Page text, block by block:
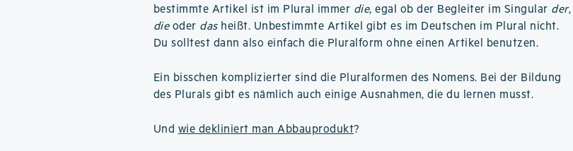
bestimmte Artikel ist im Plural immer die, egal ob der Begleiter im Singular der,
dieoder dasheißt. Unbestimmte Artikel gibt es im Deutschen im Plural nicht.
Du solltest dann also einfach die Pluralform ohne einen Artikel benutzen.
Ein bisschen komplizierter sind die Pluralformen des Nomens. Bei der Bildung
des Plurals gibt es nämlich auch einige Ausnahmen, die du lernen musst.
Und wie dekliniert man Abbauprodukt?